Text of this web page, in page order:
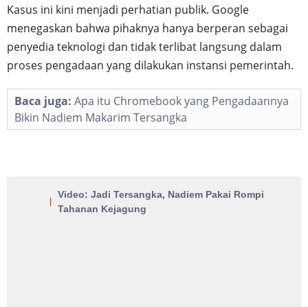
Kasus ini kini menjadi perhatian publik. Google
menegaskan bahwa pihaknya hanya berperan sebagai
penyedia teknologi dan tidak terlibat langsung dalam
proses pengadaan yang dilakukan instansi pemerintah.
Baca juga: Apa itu Chromebook yang Pengadaannya
Bikin Nadiem Makarim Tersangka
Video: Jadi Tersangka, Nadiem Pakai Rompi
Tahanan Kejagung